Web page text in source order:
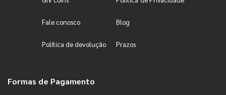
Fale conosco Blog
Política de devolução Prazos
Formas de Pagamento